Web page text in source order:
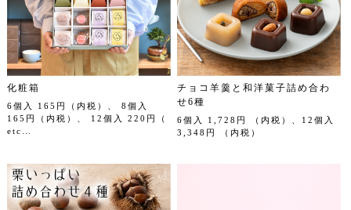
化粧箱
6個入 165円（内税）、 8個入
165円（内税）、 12個入 220円（
etc…
チョコ羊羹と和洋菓子詰め合わ
せ6種
6個入 1,728円 （内税）、12個入
3,348円 （内税）